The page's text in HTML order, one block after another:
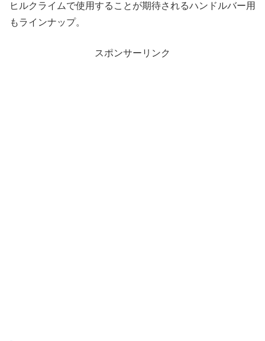
ヒルクライムで使用することが期待されるハンドルバー用
もラインナップ。
スポンサーリンク